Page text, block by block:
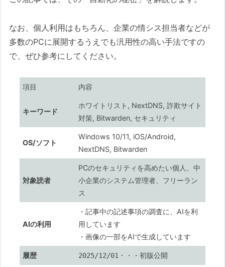
3. 【深層解説】人間の目とシステム
おまけ4：デフォルトからの脱却。
「Windows要塞化」3つの設定
ム」に適用する
い・おかしい時は？
1. ネットが繋がらない・不安定
な場合
2. セキュリティ設定が開かな
い・反映されない場合
リシーの強制初期化
2. インターネットオプションの「セキュ
リティレベル」を見直す
3. ファイアウォールの「プロファイル」
を正しく選ぶ
なお、個人利用はもちろん、企業の情シス担当者などが
多数のPCに展開するうえでも汎用性の高い手法ですの
で、ぜひ参考にしてください。
項目 内容
キーワード
ホワイトリスト, NextDNS, 詐欺サイト
対策, Bitwarden, セキュリティ
OS/ソフト
Windows 10/11, iOS/Android,
NextDNS, Bitwarden
対象読者
PCのセキュリティを高めたい個人、中
小企業のシステム管理者、フリーラン
ス
AIの利用
・記事中の記述事項の調査に、AIを利
用しています
・画像の一部をAIで生成しています
履歴 2025/12/01 ・・・初版公開